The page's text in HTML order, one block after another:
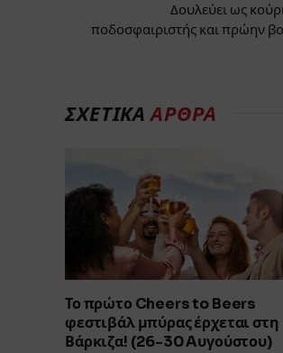
Δουλεύει ως
ποδοσφαιριστής και πρώην
ΣΧΕΤΙΚΑΑΡΘΡΑ
Το πρώτο Cheers to Beers
φεστιβάλ μπύρας έρχεται στη
Βάρκιζα! (26-30 Aυγούστου)